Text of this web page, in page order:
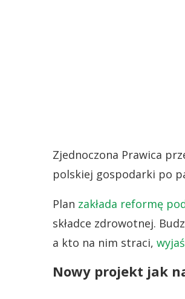
Zjednoczona Prawica
polskiej gospodarki po
Plan zakłada reformę
składce zdrowotnej.
a kto na nim straci,
Nowy projekt jak